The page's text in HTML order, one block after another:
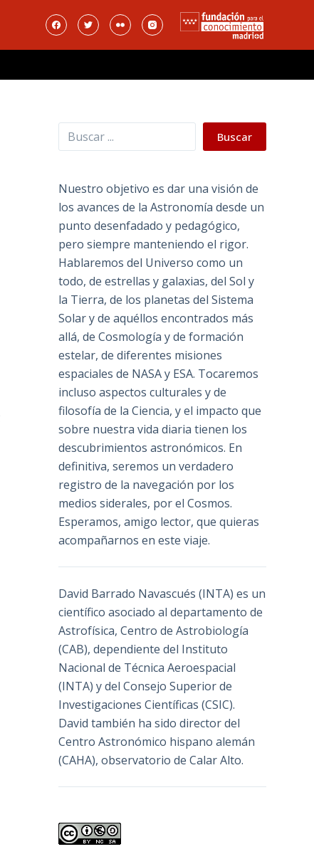
Buscar Buscar
Nuestro objetivo es dar una visión de
los avances de la Astronomía desde un
punto desenfadado y pedagógico,
pero siempre manteniendo el rigor.
Hablaremos del Universo como un
todo, de estrellas y galaxias, del Sol y
la Tierra, de los planetas del Sistema
Solar y de aquéllos encontrados más
allá, de Cosmología y de formación
estelar, de diferentes misiones
espaciales de NASA y ESA. Tocaremos
incluso aspectos culturales y de
filosofía de la Ciencia, y el impacto que
sobre nuestra vida diaria tienen los
descubrimientos astronómicos. En
definitiva, seremos un verdadero
registro de la navegación por los
medios siderales, por el Cosmos.
Esperamos, amigo lector, que quieras
acompañarnos en este viaje.
David Barrado Navascués (INTA) es un
científico asociado al departamento de
Astrofísica, Centro de Astrobiología
(CAB), dependiente del Instituto
Nacional de Técnica Aeroespacial
(INTA) y del Consejo Superior de
Investigaciones Científicas (CSIC).
David también ha sido director del
Centro Astronómico hispano alemán
(CAHA), observatorio de Calar Alto.